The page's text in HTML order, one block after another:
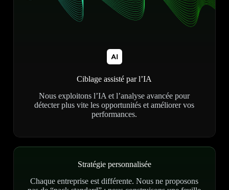
Ciblage assisté par l’IA
Nous exploitons l’IA et l’analyse avancée pour
détecter plus vite les opportunités et améliorer vos
performances.
Stratégie personnalisée
Chaque entreprise est différente. Nous ne proposons